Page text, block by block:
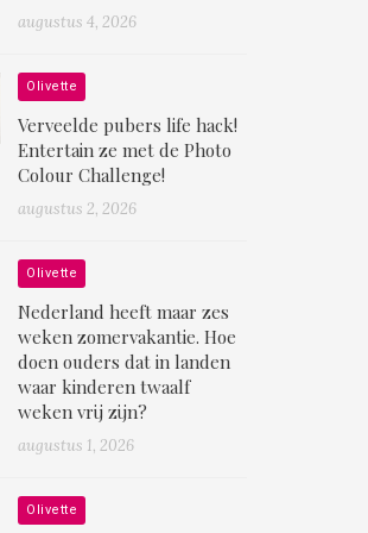
augustus 4, 2026
Olivette
Verveelde pubers life hack!
Entertain ze met de Photo
Colour Challenge!
augustus 2, 2026
Olivette
Nederland heeft maar zes
weken zomervakantie. Hoe
doen ouders dat in landen
waar kinderen twaalf
weken vrij zijn?
augustus 1, 2026
Olivette